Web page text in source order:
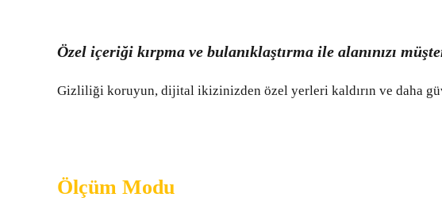
Özel içeriği kırpma ve bulanıklaştırma ile alanınızı
Gizliliği koruyun, dijital ikizinizden özel yerleri kaldırın ve daha
Ölçüm Modu